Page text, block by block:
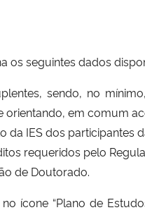
os seguintes dados
sendo, no
orientando, em comum
da IES dos participantes
requeridos pelo
de Doutorado.
ícone “Plano de